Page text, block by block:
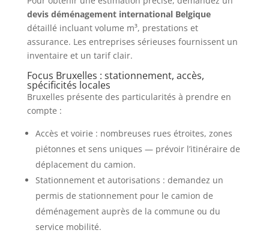
devis déménagement international Belgique
détaillé incluant volume m³, prestations et
assurance. Les entreprises sérieuses fournissent un
inventaire et un tarif clair.
Focus Bruxelles : stationnement, accès,
spécificités locales
Bruxelles présente des particularités à prendre en
compte :
Accès et voirie : nombreuses rues étroites, zones
piétonnes et sens uniques — prévoir l’itinéraire de
déplacement du camion.
Stationnement et autorisations : demandez un
permis de stationnement pour le camion de
déménagement auprès de la commune ou du
service mobilité.